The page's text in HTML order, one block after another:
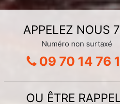
APPELEZ NOUS
Numéro non surtaxé
09 70 14 76
OU ÊTRE